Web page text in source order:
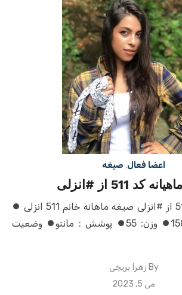
اعضا فعال, صیغه
کد 511 از #انزلی
مورد ماهیانه کد 511 از #انزلی صیغه ماهانه خانم 511 انزلی ⏺
سن: 26⏺ قد : 158⏺ وزن: 55⏺ پوشش : مانتو⏺ وضعیت
By زهرا بریچی
Posted
می 5, 2023